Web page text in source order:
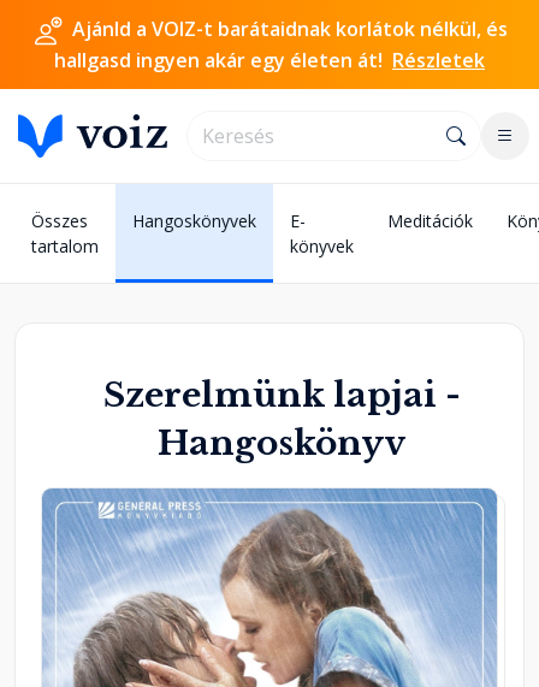
Ajánld a VOIZ-t barátaidnak korlátok nélkül, és
hallgasd ingyen akár egy életen át! Részletek
Összes
tartalom
Hangoskönyvek
E-
könyvek
Meditációk
Szerelmünk lapjai -
Hangoskönyv